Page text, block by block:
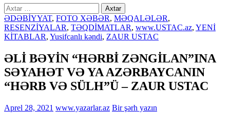
Axtarış:
ƏDƏBİYYAT, FOTO XƏBƏR, MƏQALƏLƏR,
RESENZİYALAR, TƏQDİMATLAR, www.USTAC.az, YENİ
KİTABLAR, Yusifcanlı kəndi, ZAUR USTAC
ƏLİ BƏYİN “HƏRBİ ZƏNGİLAN”INA
SƏYAHƏT VƏ YA AZƏRBAYCANIN
“HƏRB VƏ SÜLH”Ü – ZAUR USTAC
Aprel 28, 2021 www.yazarlar.az Bir şərh yazın